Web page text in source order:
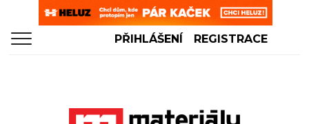
PŘIHLÁŠENÍ REGISTRACE